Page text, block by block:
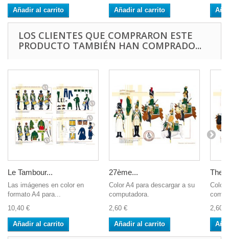
Añadir al carrito Añadir al carrito
LOS CLIENTES QUE COMPRARON ESTE
PRODUCTO TAMBIÉN HAN COMPRADO...
Le Tambour...
Las imágenes en color en
formato A4 para...
10,40 €
Añadir al carrito
27ème...
Color A4 para descargar a su
computadora.
2,60 €
Añadir al carrito
The...
Color
2,60 €